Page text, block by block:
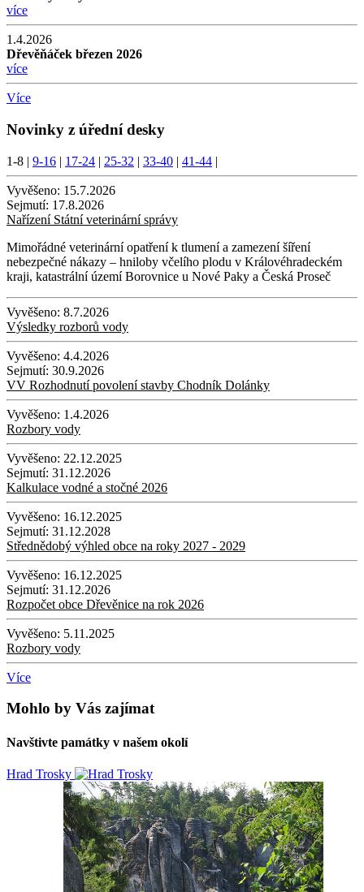
více
1.4.2026
Dřevěňáček březen 2026
více
Více
Novinky z úřední desky
1-8 | 9-16 | 17-24 | 25-32 | 33-40 | 41-44 |
Vyvěšeno: 15.7.2026
Sejmutí: 17.8.2026
Nařízení Státní veterinární správy
Mimořádné veterinární opatření k tlumení a zamezení šíření
nebezpečné nákazy – hniloby včelího plodu v Královéhradeckém
kraji, katastrální území Borovnice u Nové Paky a Česká Proseč
Vyvěšeno: 8.7.2026
Výsledky rozborů vody
Vyvěšeno: 4.4.2026
Sejmutí: 30.9.2026
VV Rozhodnutí povolení stavby Chodník Dolánky
Vyvěšeno: 1.4.2026
Rozbory vody
Vyvěšeno: 22.12.2025
Sejmutí: 31.12.2026
Kalkulace vodné a stočné 2026
Vyvěšeno: 16.12.2025
Sejmutí: 31.12.2028
Střednědobý výhled obce na roky 2027 - 2029
Vyvěšeno: 16.12.2025
Sejmutí: 31.12.2026
Rozpočet obce Dřevěnice na rok 2026
Vyvěšeno: 5.11.2025
Rozbory vody
Více
Mohlo by Vás zajímat
Navštivte památky v našem okolí
Hrad Trosky